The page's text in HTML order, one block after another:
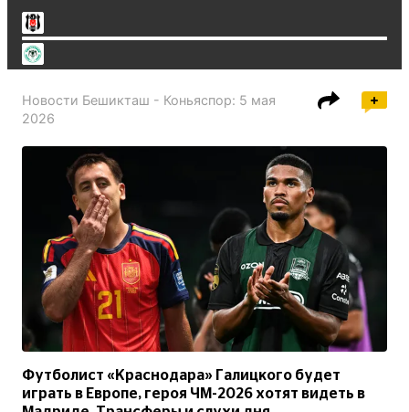
Новости Бешикташ - Коньяспор: 5 мая
2026
Футболист «Краснодара» Галицкого будет
играть в Европе, героя ЧМ-2026 хотят видеть в